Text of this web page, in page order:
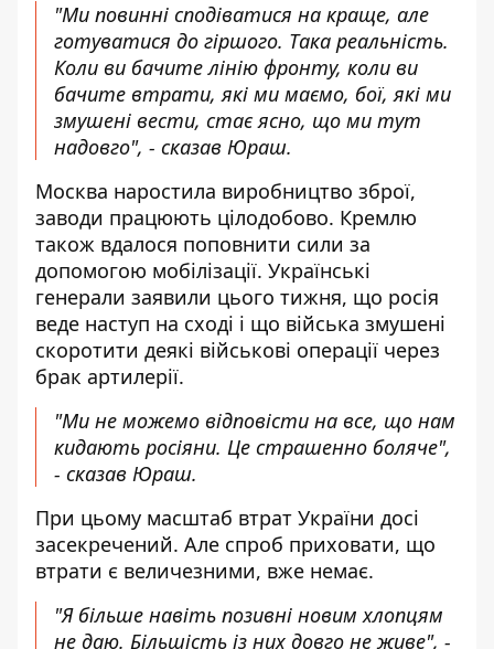
"Ми повинні сподіватися на краще, але
готуватися до гіршого. Така реальність.
Коли ви бачите лінію фронту, коли ви
бачите втрати, які ми маємо, бої, які ми
змушені вести, стає ясно, що ми тут
надовго", - сказав Юраш.
Москва наростила виробництво зброї,
заводи працюють цілодобово. Кремлю
також вдалося поповнити сили за
допомогою мобілізації. Українські
генерали заявили цього тижня, що росія
веде наступ на сході і що війська змушені
скоротити деякі військові операції через
брак артилерії.
"Ми не можемо відповісти на все, що нам
кидають росіяни. Це страшенно боляче",
- сказав Юраш.
При цьому масштаб втрат України досі
засекречений. Але спроб приховати, що
втрати є величезними, вже немає.
"Я більше навіть позивні новим хлопцям
не даю. Більшість із них довго не живе", -